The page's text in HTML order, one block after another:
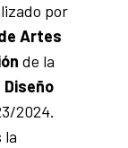
por
Artes
de la
2024.
la